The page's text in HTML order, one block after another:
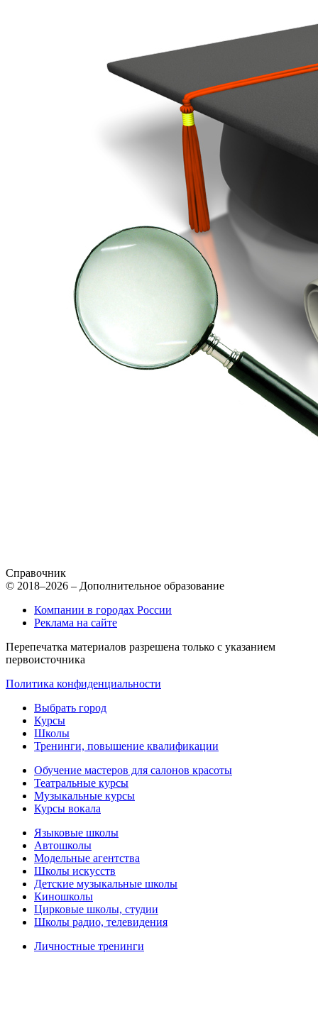
Справочник
© 2018–2026 – Дополнительное образование
Компании в городах России
Реклама на сайте
Перепечатка материалов разрешена только с указанием
первоисточника
Политика конфиденциальности
Выбрать город
Курсы
Школы
Тренинги, повышение квалификации
Обучение мастеров для салонов красоты
Театральные курсы
Музыкальные курсы
Курсы вокала
Языковые школы
Автошколы
Модельные агентства
Школы искусств
Детские музыкальные школы
Киношколы
Цирковые школы, студии
Школы радио, телевидения
Личностные тренинги